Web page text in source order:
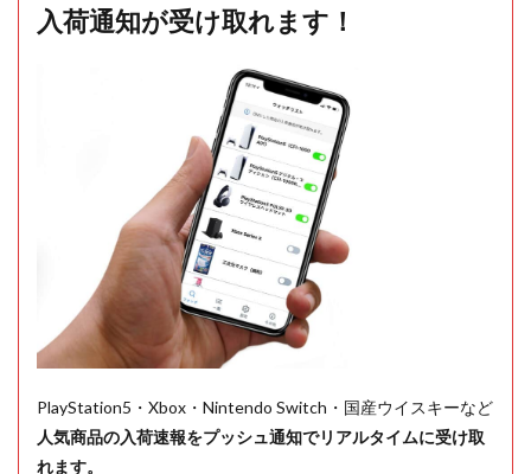
入荷通知が受け取れます！
PlayStation5・Xbox・Nintendo Switch・国産ウイスキーなど
人気商品の入荷速報をプッシュ通知でリアルタイムに受け取
れます。